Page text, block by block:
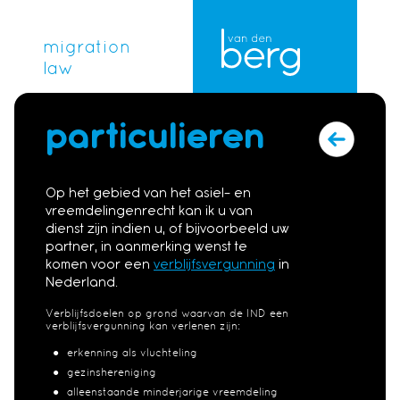
migration
law
particulieren
Op het gebied van het asiel- en
vreemdelingenrecht kan ik u van
dienst zijn indien u, of bijvoorbeeld uw
partner, in aanmerking wenst te
komen voor een verblijfsvergunning in
Nederland.
Verblijfsdoelen op grond waarvan de IND een
verblijfsvergunning kan verlenen zijn:
erkenning als vluchteling
gezinshereniging
alleenstaande minderjarige vreemdeling